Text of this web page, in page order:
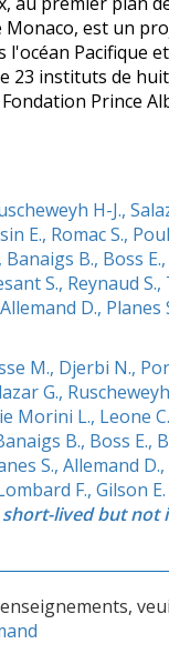
Monaco, est un
l'océan Pacifique
23 instituts de
Prince
H-J.,
E., Romac S.,
B., Boss
S., Reynaud
D., Planes
M., Djerbi N.,
G.,
Morini L., Leone
B., Boss E.,
S., Allemand
F., Gilson E.
lived but not